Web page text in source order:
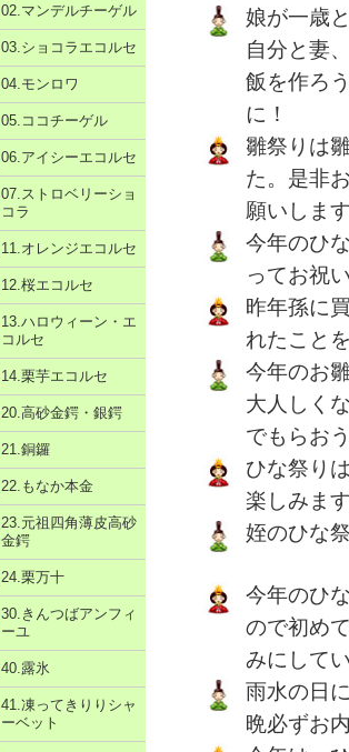
娘が一歳
自分と妻
飯を作ろ
に！
雛祭りは
た。是非
願いしま
今年のひ
ってお祝
昨年孫に
れたこと
今年のお
大人しく
でもらお
ひな祭り
楽しみま
姪のひな
今年のひ
ので初め
みにして
雨水の日
晩必ずお
02.マンデルチーゲル
03.ショコラエコルセ
04.モンロワ
05.ココチーゲル
06.アイシーエコルセ
07.ストロベリーショ
コラ
11.オレンジエコルセ
12.桜エコルセ
13.ハロウィーン・エ
コルセ
14.栗芋エコルセ
20.高砂金鍔・銀鍔
21.銅鑼
22.もなか本金
23.元祖四角薄皮高砂
金鍔
24.栗万十
30.きんつばアンフィ
ーユ
40.露氷
41.凍ってきりりシャ
ーベット